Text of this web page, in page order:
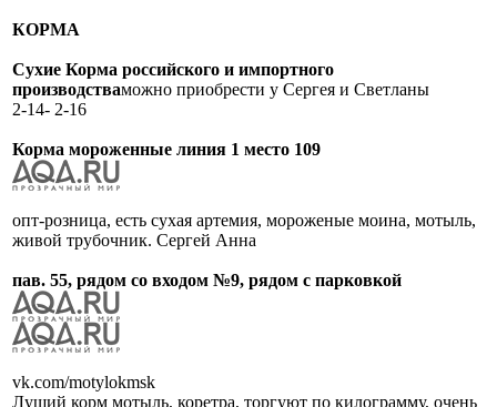
КОРМА
Сухие Корма российского и импортного
производстваможно приобрести у Сергея и Светланы
2-14- 2-16
Корма мороженные линия 1 место 109
опт-розница, есть сухая артемия, мороженые моина, мотыль,
живой трубочник. Сергей Анна
пав. 55, рядом со входом №9, рядом с парковкой
vk.com/motylokmsk
Луший корм мотыль, коретра, торгуют по килограмму, очень